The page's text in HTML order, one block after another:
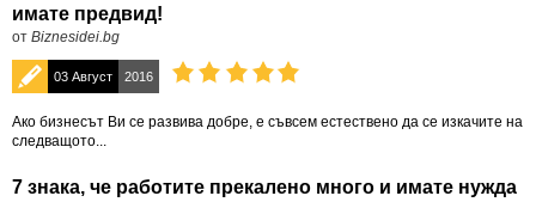
имате предвид!
от Biznesidei.bg
03 Август 2016
Ако бизнесът Ви се развива добре, е съвсем естествено да се изкачите на
следващото...
7 знака, че работите прекалено много и имате нужда